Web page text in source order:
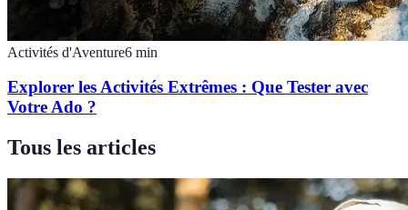
Activités d'Aventure6 min
Explorer les Activités Extrêmes : Que Tester avec
Votre Ado ?
Tous les articles